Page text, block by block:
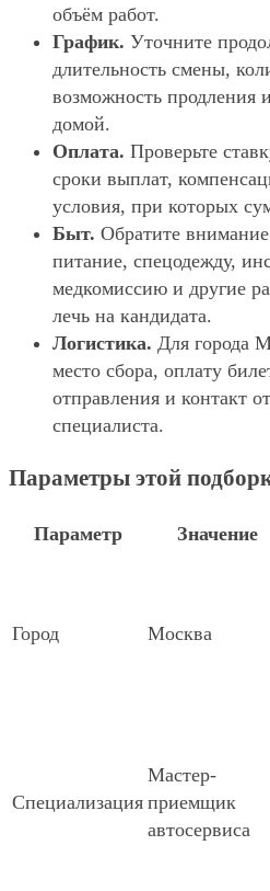
объём работ.
График. Уточните
длительность смены,
возможность продления
домой.
Оплата. Проверьте
сроки выплат,
условия, при которых
Быт. Обратите
питание, спецодежду,
медкомиссию и другие
лечь на кандидата.
Логистика. Для города
место сбора, оплату
отправления и контакт
специалиста.
Параметры этой
Параметр Значение
Город Москва
Специализация
Мастер-
приемщик
автосервиса